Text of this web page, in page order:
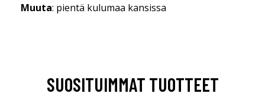
Muuta: pientä kulumaa kansissa
SUOSITUIMMAT TUOTTEET